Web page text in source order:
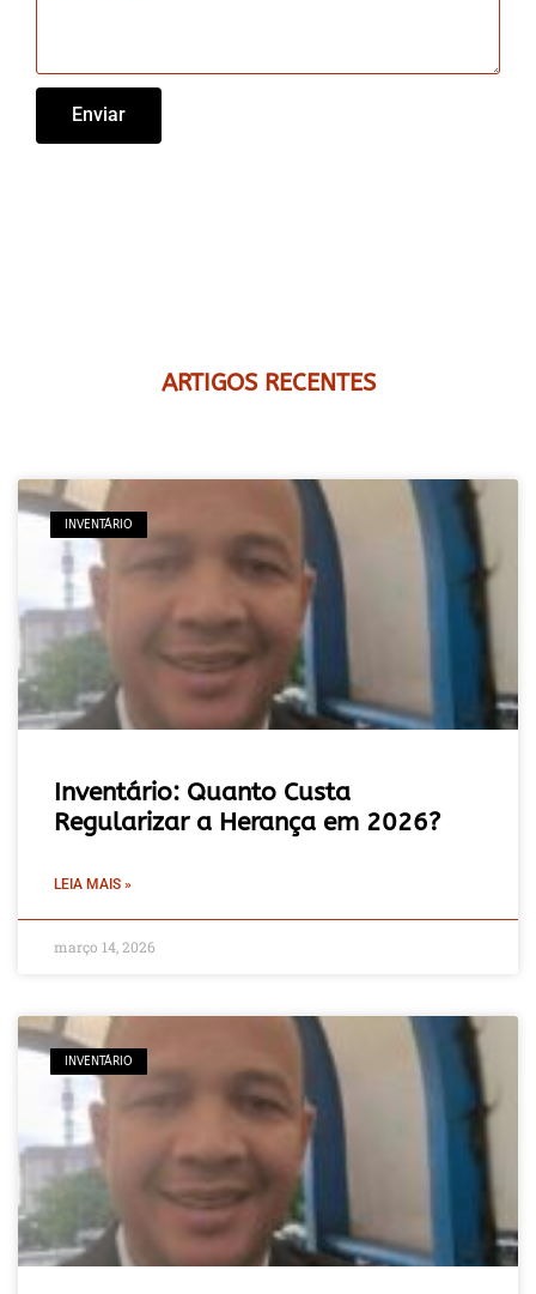
Enviar
ARTIGOS RECENTES
INVENTÁRIO
Inventário: Quanto Custa
Regularizar a Herança em 2026?
LEIA MAIS »
março 14, 2026
INVENTÁRIO